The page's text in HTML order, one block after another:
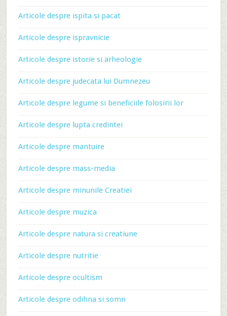
Articole despre ispita si pacat
Articole despre ispravnicie
Articole despre istorie si arheologie
Articole despre judecata lui Dumnezeu
Articole despre legume si beneficiile folosirii lor
Articole despre lupta credintei
Articole despre mantuire
Articole despre mass-media
Articole despre minunile Creatiei
Articole despre muzica
Articole despre natura si creatiune
Articole despre nutritie
Articole despre ocultism
Articole despre odihna si somn